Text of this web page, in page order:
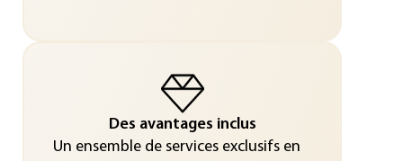
Des avantages inclus
Un ensemble de services exclusifs en